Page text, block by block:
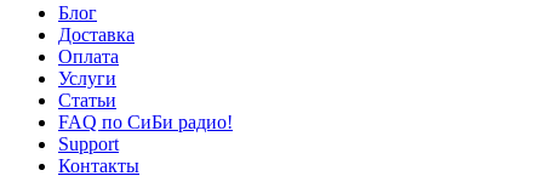
Блог
Доставка
Оплата
Услуги
Статьи
FAQ по СиБи радио!
Support
Контакты